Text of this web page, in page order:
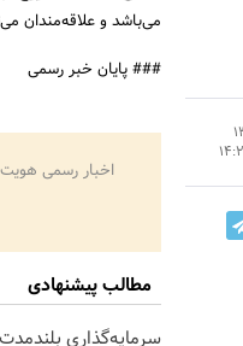
می‌باشد و علاقه‌مندان
### پایان خبر رسمی
اخبار رسمی
مطالب پیشنهادی
سرمایه‌گذاری